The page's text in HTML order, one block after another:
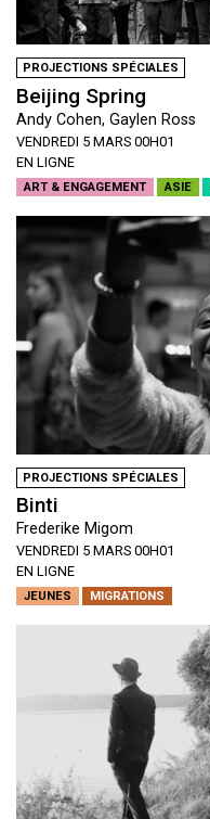
PROJECTIONS SPÉCIALES
Beijing Spring
Andy Cohen, Gaylen Ross
VENDREDI 5 MARS 00H01
EN LIGNE
ART & ENGAGEMENT ASIE
PROJECTIONS SPÉCIALES
Binti
Frederike Migom
VENDREDI 5 MARS 00H01
EN LIGNE
JEUNES MIGRATIONS